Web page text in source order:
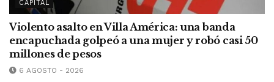
CAPITAL
Violento asalto en Villa América: una banda
encapuchada golpeó a una mujer y robó casi 50
millones de pesos
6 AGOSTO - 2026